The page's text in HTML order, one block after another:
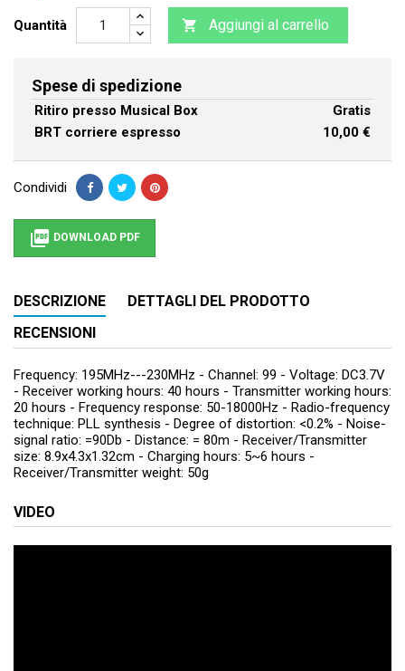
Quantità  Aggiungi al carrello
Spese di spedizione
Ritiro presso Musical Box
Gratis
BRT corriere espresso
10,00 €
Condividi
 DOWNLOAD PDF
DESCRIZIONE
DETTAGLI DEL PRODOTTO
RECENSIONI
Frequency: 195MHz---230MHz - Channel: 99 - Voltage: DC3.7V
- Receiver working hours: 40 hours - Transmitter working hours:
20 hours - Frequency response: 50-18000Hz - Radio-frequency
technique: PLL synthesis - Degree of distortion: <0.2% - Noise-
signal ratio: =90Db - Distance: = 80m - Receiver/Transmitter
size: 8.9x4.3x1.32cm - Charging hours: 5~6 hours -
Receiver/Transmitter weight: 50g
VIDEO